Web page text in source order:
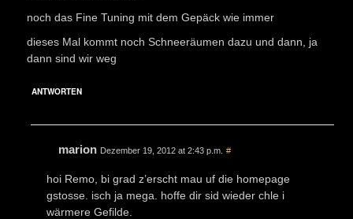
noch das Fine Tuning mit dem Gepäck wie immer
dieses Mal kommt noch Schneeräumen dazu und dann, ja
dann sind wir weg
ANTWORTEN
marion Dezember 19, 2012 at 2:43 p.m. #
hoi Remo, bi grad z’erscht mau uf die homepage
gstosse. isch ja mega. hoffe dir sid wieder chle i
wärmere Gefilde.